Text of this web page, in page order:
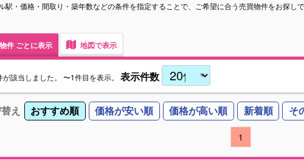
・価格・間取り・築年数などの条件を指定することで、ご希望に合う売買物件をお探し
物件ごとに表示 地図で表示
が該当しました。 〜1件目を表示。 表示件数
え おすすめ順 価格が安い順 価格が高い順 新着順 そ
1